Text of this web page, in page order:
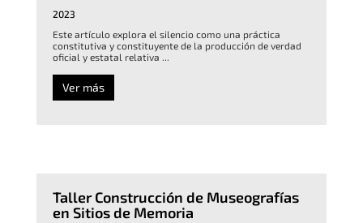
2023
Este artículo explora el silencio como una práctica
constitutiva y constituyente de la producción de verdad
oficial y estatal relativa ...
Ver más
Taller Construcción de Museografías
en Sitios de Memoria